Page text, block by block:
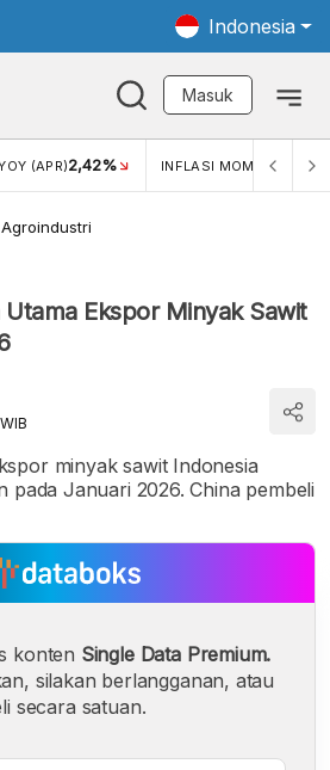
Indonesia
Masuk
(APR)2,42% INFLASI MOM (MAR)
Agroindustri
Utama Ekspor Minyak Sawit
minyak sawit Indonesia
pada Januari 2026. China pembeli
konten Single Data Premium.
silakan berlangganan, atau
secara satuan.